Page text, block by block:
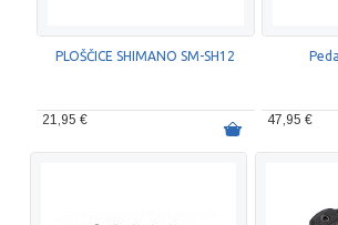
PLOŠČICE SHIMANO SM-SH12
21,95 € 47,95 €